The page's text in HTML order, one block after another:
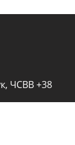
ЧСВВ +38